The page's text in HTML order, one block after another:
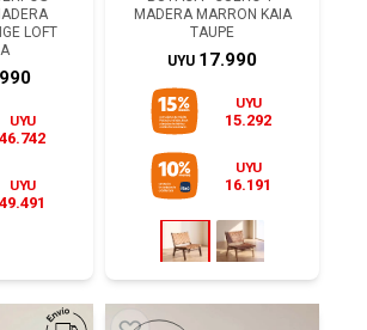
LOFT
UYU
46.742
UYU
49.491
MADERA MARRON KAIA
TAUPE
UYU 17.990
UYU
15.292
UYU
16.191